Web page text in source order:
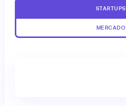
STARTUPS
MERCADO